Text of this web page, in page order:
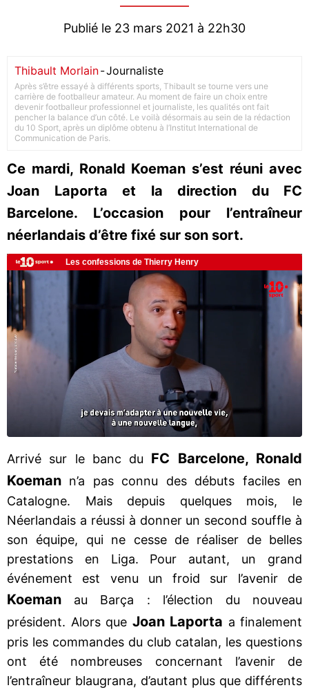
Publié le 23 mars 2021 à 22h30
Thibault Morlain-Journaliste
Après s’être essayé à différents sports, Thibault se tourne vers une
carrière de footballeur amateur. Au moment de faire un choix entre
devenir footballeur professionnel et journaliste, les qualités ont fait
pencher la balance d’un côté. Le voilà désormais au sein de la rédaction
du 10 Sport, après un diplôme obtenu à l’Institut International de
Communication de Paris.
Ce mardi, Ronald Koeman s’est réuni avec
Joan Laporta et la direction du FC
Barcelone. L’occasion pour l’entraîneur
néerlandais d’être fixé sur son sort.
Arrivé sur le banc du FC Barcelone, Ronald
Koeman n’a pas connu des débuts faciles en
Catalogne. Mais depuis quelques mois, le
Néerlandais a réussi à donner un second souffle à
son équipe, qui ne cesse de réaliser de belles
prestations en Liga. Pour autant, un grand
événement est venu un froid sur l’avenir de
Koeman au Barça : l’élection du nouveau
président. Alors que Joan Laporta a finalement
pris les commandes du club catalan, les questions
ont été nombreuses concernant l’avenir de
l’entraîneur blaugrana, d’autant plus que différents